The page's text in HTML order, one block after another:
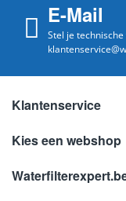
E-Mail
Stel je
Klantenservice
Kies een webshop